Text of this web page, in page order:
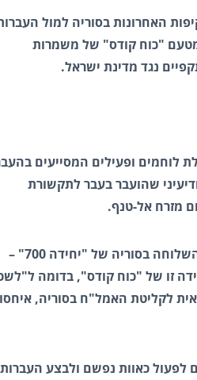
האחרונות בסוריה למול
מטעם "כוח קודס" של משמרות
נגד מדינת ישראל.
לוחמים ופעילים המסייעים
שהועבר בעבר לתקשורת
מזרח אל-טנף.
זרוע נוספת שנכסיה הותקפו אתמול היא יחידה 18700, בראשות אבו אלפצ'ל סלמאני זאדגאן, השלוחה בסוריה של "יחידה 700" –
זו של "כוח קודס", בדומה
אחראית לקליטת האמל"ח בסוריה,
לפעול כאוות נפשם ולבצע העברות